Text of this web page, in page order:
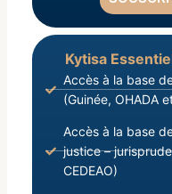
Kytisa
Accès à la base
(Guinée, OHADA
Accès à la base
justice –
CEDEAO)